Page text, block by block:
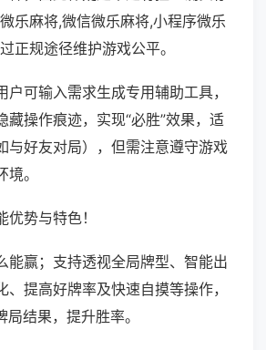
乐麻将,微信微乐麻将,小程序微乐
正规途径维护游戏公平。
户可输入需求生成专用辅助工具，
藏操作痕迹，实现“必胜”效果，适
与好友对局），但需注意遵守游戏
。
势与特色！
能赢；支持透视全局牌型、智能出
、提高好牌率及快速自摸等操作，
结果，提升胜率。